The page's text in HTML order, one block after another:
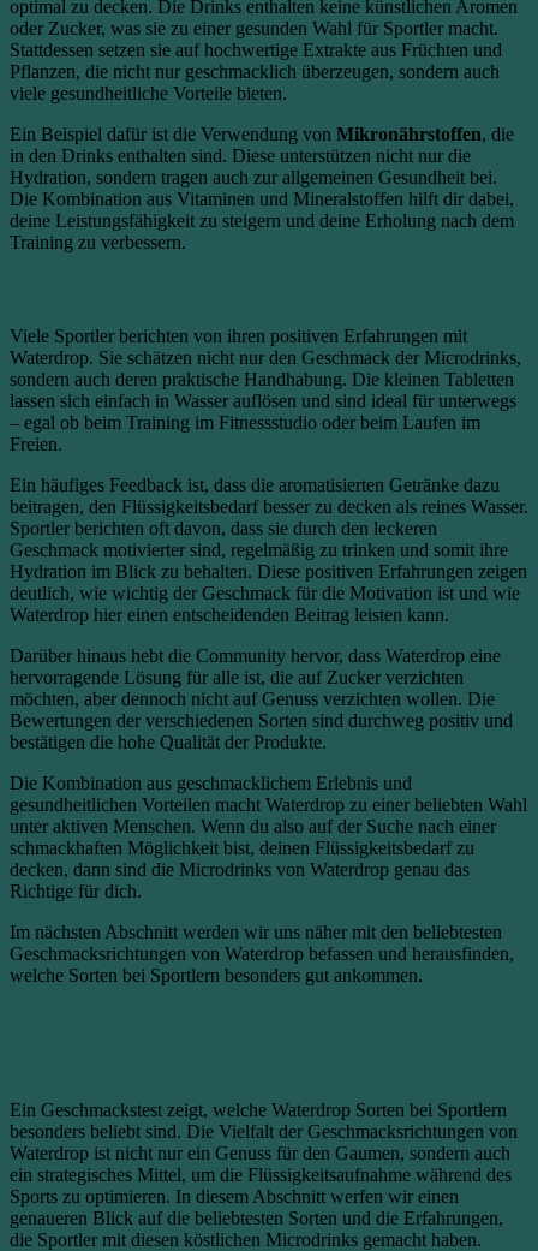
optimal zu decken. Die Drinks enthalten keine künstlichen Aromen
oder Zucker, was sie zu einer gesunden Wahl für Sportler macht.
Stattdessen setzen sie auf hochwertige Extrakte aus Früchten und
Pflanzen, die nicht nur geschmacklich überzeugen, sondern auch
viele gesundheitliche Vorteile bieten.
Ein Beispiel dafür ist die Verwendung von Mikronährstoffen, die
in den Drinks enthalten sind. Diese unterstützen nicht nur die
Hydration, sondern tragen auch zur allgemeinen Gesundheit bei.
Die Kombination aus Vitaminen und Mineralstoffen hilft dir dabei,
deine Leistungsfähigkeit zu steigern und deine Erholung nach dem
Training zu verbessern.
Viele Sportler berichten von ihren positiven Erfahrungen mit
Waterdrop. Sie schätzen nicht nur den Geschmack der Microdrinks,
sondern auch deren praktische Handhabung. Die kleinen Tabletten
lassen sich einfach in Wasser auflösen und sind ideal für unterwegs
– egal ob beim Training im Fitnessstudio oder beim Laufen im
Freien.
Ein häufiges Feedback ist, dass die aromatisierten Getränke dazu
beitragen, den Flüssigkeitsbedarf besser zu decken als reines Wasser.
Sportler berichten oft davon, dass sie durch den leckeren
Geschmack motivierter sind, regelmäßig zu trinken und somit ihre
Hydration im Blick zu behalten. Diese positiven Erfahrungen zeigen
deutlich, wie wichtig der Geschmack für die Motivation ist und wie
Waterdrop hier einen entscheidenden Beitrag leisten kann.
Darüber hinaus hebt die Community hervor, dass Waterdrop eine
hervorragende Lösung für alle ist, die auf Zucker verzichten
möchten, aber dennoch nicht auf Genuss verzichten wollen. Die
Bewertungen der verschiedenen Sorten sind durchweg positiv und
bestätigen die hohe Qualität der Produkte.
Die Kombination aus geschmacklichem Erlebnis und
gesundheitlichen Vorteilen macht Waterdrop zu einer beliebten Wahl
unter aktiven Menschen. Wenn du also auf der Suche nach einer
schmackhaften Möglichkeit bist, deinen Flüssigkeitsbedarf zu
decken, dann sind die Microdrinks von Waterdrop genau das
Richtige für dich.
Im nächsten Abschnitt werden wir uns näher mit den beliebtesten
Geschmacksrichtungen von Waterdrop befassen und herausfinden,
welche Sorten bei Sportlern besonders gut ankommen.
Ein Geschmackstest zeigt, welche Waterdrop Sorten bei Sportlern
besonders beliebt sind. Die Vielfalt der Geschmacksrichtungen von
Waterdrop ist nicht nur ein Genuss für den Gaumen, sondern auch
ein strategisches Mittel, um die Flüssigkeitsaufnahme während des
Sports zu optimieren. In diesem Abschnitt werfen wir einen
genaueren Blick auf die beliebtesten Sorten und die Erfahrungen,
die Sportler mit diesen köstlichen Microdrinks gemacht haben.